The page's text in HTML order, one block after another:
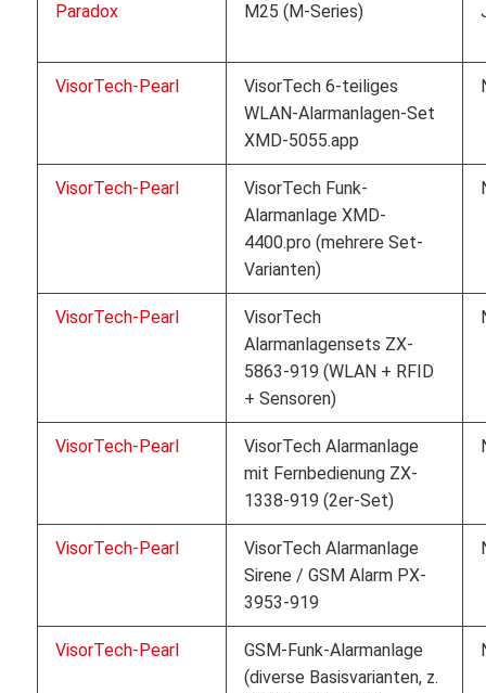
Paradox M25 (M-Series)
VisorTech-Pearl
VisorTech 6-teiliges
WLAN-Alarmanlagen-Set
XMD-5055.app
VisorTech-Pearl
VisorTech Funk-
Alarmanlage XMD-
4400.pro (mehrere Set-
Varianten)
VisorTech-Pearl
VisorTech
Alarmanlagensets ZX-
5863-919 (WLAN + RFID
+ Sensoren)
VisorTech-Pearl
VisorTech Alarmanlage
mit Fernbedienung ZX-
1338-919 (2er-Set)
VisorTech-Pearl
VisorTech Alarmanlage
Sirene / GSM Alarm PX-
3953-919
VisorTech-Pearl
GSM-Funk-Alarmanlage
(diverse Basisvarianten, z.